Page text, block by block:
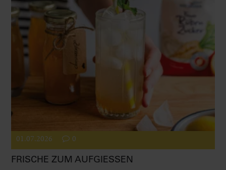
01.07.2026 0
FRISCHE ZUM AUFGIESSEN